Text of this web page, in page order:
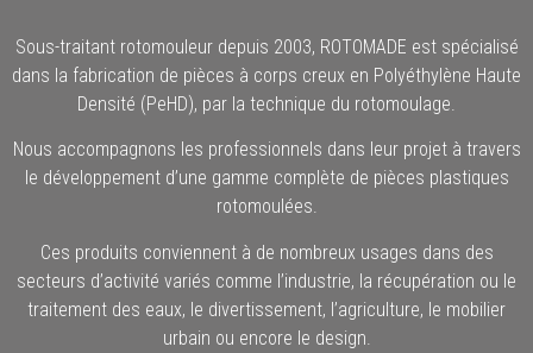
Sous-traitant rotomouleur depuis 2003, ROTOMADE est spécialisé
dans la fabrication de pièces à corps creux en Polyéthylène Haute
Densité (PeHD), par la technique du rotomoulage.
Nous accompagnons les professionnels dans leur projet à travers
le développement d’une gamme complète de pièces plastiques
rotomoulées.
Ces produits conviennent à de nombreux usages dans des
secteurs d’activité variés comme l’industrie, la récupération ou le
traitement des eaux, le divertissement, l’agriculture, le mobilier
urbain ou encore le design.